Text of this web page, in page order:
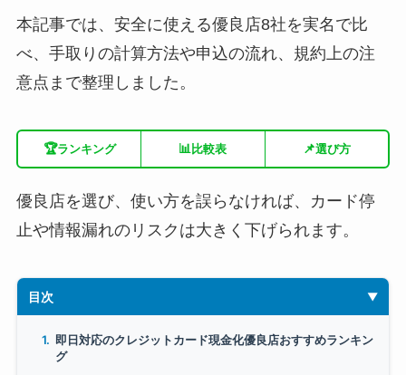
本記事では、安全に使える優良店8社を実名で比
べ、手取りの計算方法や申込の流れ、規約上の注
意点まで整理しました。
🏆ランキング 📊比較表 📌選び方
優良店を選び、使い方を誤らなければ、カード停
止や情報漏れのリスクは大きく下げられます。
目次
即日対応のクレジットカード現金化優良店おすすめランキン
グ